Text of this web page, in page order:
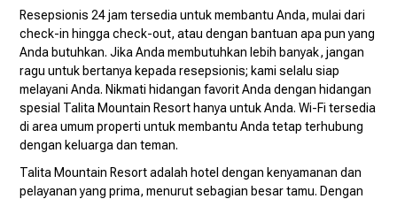
Resepsionis 24 jam tersedia untuk membantu Anda, mulai dari
check-in hingga check-out, atau dengan bantuan apa pun yang
Anda butuhkan. Jika Anda membutuhkan lebih banyak, jangan
ragu untuk bertanya kepada resepsionis; kami selalu siap
melayani Anda. Nikmati hidangan favorit Anda dengan hidangan
spesial Talita Mountain Resort hanya untuk Anda. Wi-Fi tersedia
di area umum properti untuk membantu Anda tetap terhubung
dengan keluarga dan teman.
Talita Mountain Resort adalah hotel dengan kenyamanan dan
pelayanan yang prima, menurut sebagian besar tamu. Dengan